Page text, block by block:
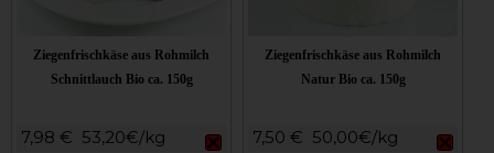
Ziegenfrischkäse aus Rohmilch
Schnittlauch Bio ca. 150g
7,98 € 53,20€/kg
Ziegenfrischkäse aus Rohmilch
Natur Bio ca. 150g
7,50 € 50,00€/kg